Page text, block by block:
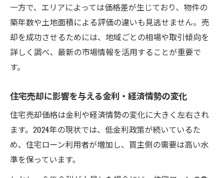
一方で、エリアによっては価格差が生じており、物件の
築年数や土地面積による評価の違いも見逃せません。売
却を成功させるためには、地域ごとの相場や取引傾向を
詳しく調べ、最新の市場情報を活用することが重要で
す。
住宅売却に影響を与える金利・経済情勢の変化
住宅売却価格は金利や経済情勢の変化に大きく左右され
ます。2024年の現状では、低金利政策が続いているた
め、住宅ローン利用者が増加し、買主側の需要は高い水
準を保っています。